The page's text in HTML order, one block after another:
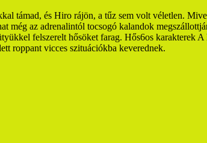
támad, és Hiro rájön, a tűz sem volt véletlen.
még az adrenalintól tocsogó kalandok
felszerelt hősöket farag. Hős6os karakterek A
roppant vicces szituációkba keverednek.